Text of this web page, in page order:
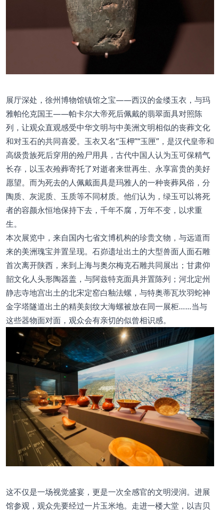
展厅深处，徐州博物馆镇馆之宝——西汉的金缕玉衣，与玛
雅帕伦克国王——帕卡尔大帝死后佩戴的翡翠面具对照陈
列，让观众直观感受中华文明与中美洲文明相似的丧葬文化
和对玉石的共同喜爱。玉衣又名“玉柙”“玉匣”，是汉代皇帝和
高级贵族死后穿用的殓尸用具，古代中国人认为玉可保精气
长存，以玉衣殓葬寄托了对逝者来世再生、永享富贵的美好
愿望。而为死去的人佩戴面具是玛雅人的一种丧葬风俗，分
陶质、灰泥质、玉质等不同材质。他们认为，绿玉可以将死
者的容颜永恒地保持下去，千年不腐，万年不变，以求重
生。
本次展览中，来自国内七省文博机构的珍贵文物，与远道而
来的美洲瑰宝并置呈现。石峁遗址出土的大型兽面人面石雕
首次离开陕西，来到上海与奥尔梅克石雕共同展出；甘肃仰
韶文化人头形陶器盖，与阿兹特克面具并置陈列；河北定州
静志寺地宫出土的北宋定窑白釉法螺，与特奥蒂瓦坎羽蛇神
金字塔隧道出土的精美刻纹大海螺被放在同一展柜……当与
这些器物面对面，观众会有亲切的似曾相识感。
这不仅是一场视觉盛宴，更是一次全感官的文明浸润。进展
馆参观，观众先要经过一片玉米地。走进一楼大堂，以吉贝